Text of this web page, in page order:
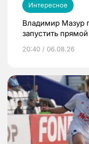
Интересное
Владимир Мазур
запустить
20:40 / 06.08.26